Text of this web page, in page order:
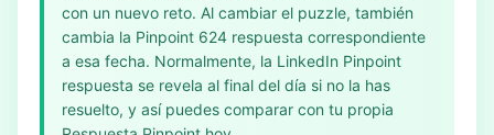
con un nuevo reto. Al cambiar el puzzle, también
cambia la Pinpoint 624 respuesta correspondiente
a esa fecha. Normalmente, la LinkedIn Pinpoint
respuesta se revela al final del día si no la has
resuelto, y así puedes comparar con tu propia